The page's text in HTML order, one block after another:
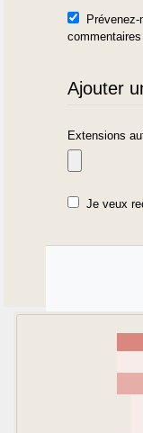
Ajouter
Extensions
Je veux